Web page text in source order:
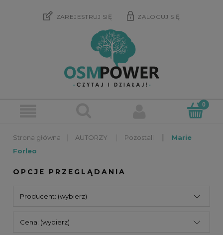
ZAREJESTRUJ SIĘ ZALOGUJ SIĘ
AUTORZY Pozostali
Marie
Forleo
OPCJE PRZEGLĄDANIA
Producent: (wybierz)
Cena: (wybierz)